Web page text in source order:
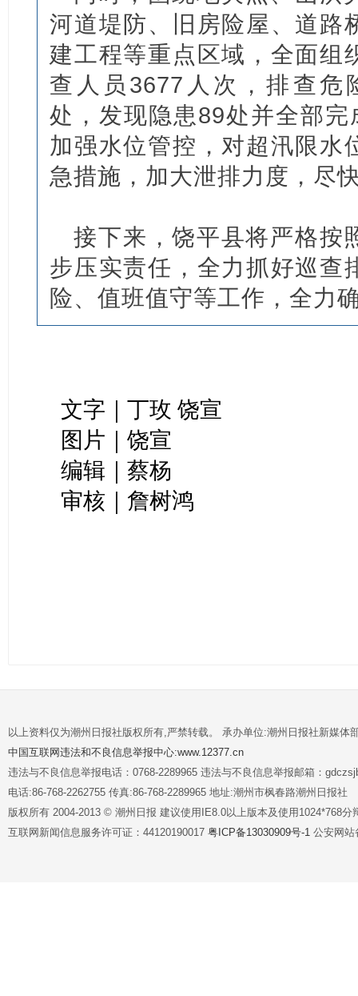
河道堤防、旧房险屋、道路
建工程等重点区域，全面组
查人员3677人次，排查危
处，发现隐患89处并全部
加强水位管控，对超汛限水
急措施，加大泄排力度，尽
接下来，饶平县将严格按
步压实责任，全力抓好巡查
险、值班值守等工作，全力
文字｜丁玫饶宣
图片｜饶宣
编辑｜蔡杨
审核｜詹树鸿
以上资料仅为潮州日报社版权所有,严禁转载。 承办单位:潮州日报社新媒体
中国互联网违法和不良信息举报中心:www.12377.cn
违法与不良信息举报电话：0768-2289965 违法与不良信息举报邮箱：
电话:86-768-2262755 传真:86-768-2289965 地址:潮州市枫春路潮州日报社
版权所有 2004-2013 © 潮州日报 建议使用IE8.0以上版本及使用1024*768分
互联网新闻信息服务许可证：44120190017 粤ICP备13030909号-1 公安网站